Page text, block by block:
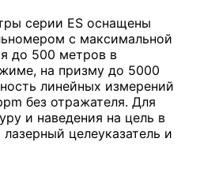
серии ES оснащены
с максимальной
до 500 метров в
на призму до 5000
линейных измерений
без отражателя. Для
и наведения на цель в
целеуказатель и